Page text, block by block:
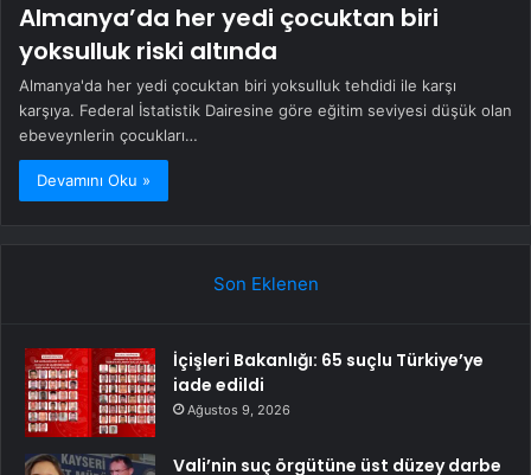
Almanya’da her yedi çocuktan biri
yoksulluk riski altında
Almanya'da her yedi çocuktan biri yoksulluk tehdidi ile karşı
karşıya. Federal İstatistik Dairesine göre eğitim seviyesi düşük olan
ebeveynlerin çocukları…
Devamını Oku »
Son Eklenen
İçişleri Bakanlığı: 65 suçlu Türkiye’ye
iade edildi
Ağustos 9, 2026
Vali’nin suç örgütüne üst düzey darbe